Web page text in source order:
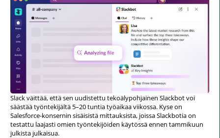
Slack väittää, että sen uudistettu tekoälypohjainen Slackbot voi
säästää työntekijältä 5–20 tuntia työaikaa viikossa. Kyse on
Salesforce-konsernin sisäisistä mittauksista, joissa Slackbotia on
testattu laajasti omien työntekijöiden käytössä ennen tammikuun
julkista julkaisua.